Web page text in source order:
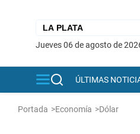
jueves 06 de agosto de
ÚLTIMAS
Portada >Economía >Dólar